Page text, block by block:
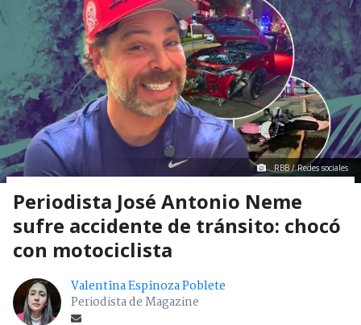
RBB / Redes sociales
Periodista José Antonio Neme
sufre accidente de tránsito: chocó
con motociclista
Valentina Espinoza Poblete
Periodista de Magazine